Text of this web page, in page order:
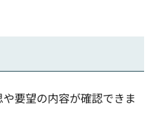
要望の内容が確認できま